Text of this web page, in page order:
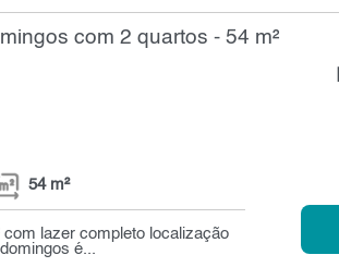
com 2 quartos - 54 m²
54 m²
lazer completo localização
é...